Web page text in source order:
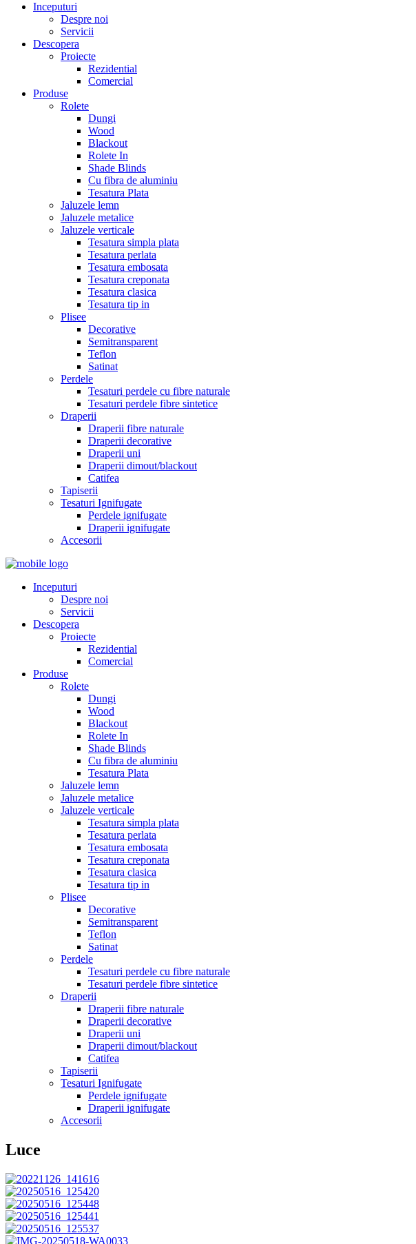
Inceputuri
Despre noi
Servicii
Descopera
Proiecte
Rezidential
Comercial
Produse
Rolete
Dungi
Wood
Blackout
Rolete In
Shade Blinds
Cu fibra de aluminiu
Tesatura Plata
Jaluzele lemn
Jaluzele metalice
Jaluzele verticale
Tesatura simpla plata
Tesatura perlata
Tesatura embosata
Tesatura creponata
Tesatura clasica
Tesatura tip in
Plisee
Decorative
Semitransparent
Teflon
Satinat
Perdele
Tesaturi perdele cu fibre naturale
Tesaturi perdele fibre sintetice
Draperii
Draperii fibre naturale
Draperii decorative
Draperii uni
Draperii dimout/blackout
Catifea
Tapiserii
Tesaturi Ignifugate
Perdele ignifugate
Draperii ignifugate
Accesorii
Inceputuri
Despre noi
Servicii
Descopera
Proiecte
Rezidential
Comercial
Produse
Rolete
Dungi
Wood
Blackout
Rolete In
Shade Blinds
Cu fibra de aluminiu
Tesatura Plata
Jaluzele lemn
Jaluzele metalice
Jaluzele verticale
Tesatura simpla plata
Tesatura perlata
Tesatura embosata
Tesatura creponata
Tesatura clasica
Tesatura tip in
Plisee
Decorative
Semitransparent
Teflon
Satinat
Perdele
Tesaturi perdele cu fibre naturale
Tesaturi perdele fibre sintetice
Draperii
Draperii fibre naturale
Draperii decorative
Draperii uni
Draperii dimout/blackout
Catifea
Tapiserii
Tesaturi Ignifugate
Perdele ignifugate
Draperii ignifugate
Accesorii
Luce